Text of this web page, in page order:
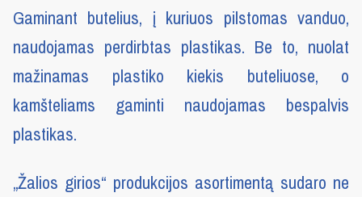
Gaminant butelius, į kuriuos pilstomas vanduo,
naudojamas perdirbtas plastikas. Be to, nuolat
mažinamas plastiko kiekis buteliuose, o
kamšteliams gaminti naudojamas bespalvis
plastikas.
„Žalios girios“ produkcijos asortimentą sudaro ne